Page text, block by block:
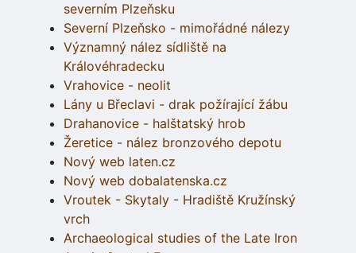
severním Plzeňsku
Severní Plzeňsko - mimořádné nálezy
Významný nález sídliště na
Královéhradecku
Vrahovice - neolit
Lány u Břeclavi - drak požírající žábu
Drahanovice - halštatský hrob
Žeretice - nález bronzového depotu
Nový web laten.cz
Nový web dobalatenska.cz
Vroutek - Skytaly - Hradiště Kružínský
vrch
Archaeological studies of the Late Iron